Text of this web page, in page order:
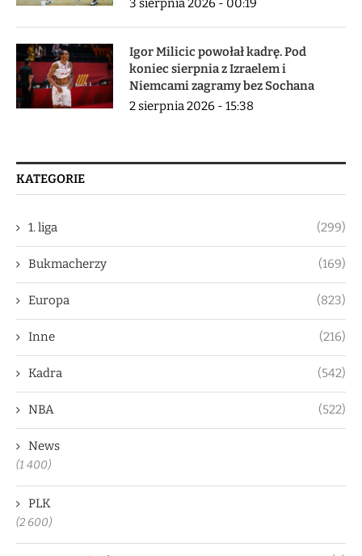
3 sierpnia 2026 - 00:19
Igor Milicic powołał kadrę. Pod
koniec sierpnia z Izraelem i
Niemcami zagramy bez Sochana
2 sierpnia 2026 - 15:38
KATEGORIE
1. liga (299)
Bukmacherzy (169)
Europa (823)
Inne (216)
Kadra (542)
NBA (522)
News
(1 400)
PLK
(2 600)